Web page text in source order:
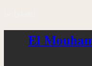
El